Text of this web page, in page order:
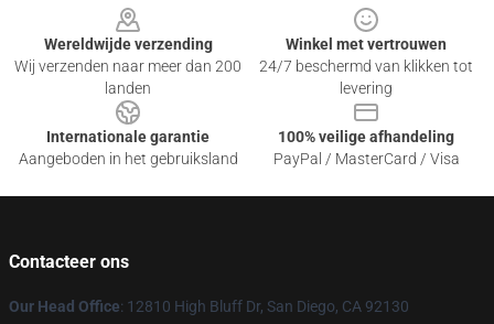
Wereldwijde verzending
Wij verzenden naar meer dan 200
landen
Winkel met vertrouwen
24/7 beschermd van klikken tot
levering
Internationale garantie
Aangeboden in het gebruiksland
100% veilige afhandeling
PayPal / MasterCard / Visa
Contacteer ons
Our Head Office: 12810 High Bluff Dr, San Diego, CA 92130